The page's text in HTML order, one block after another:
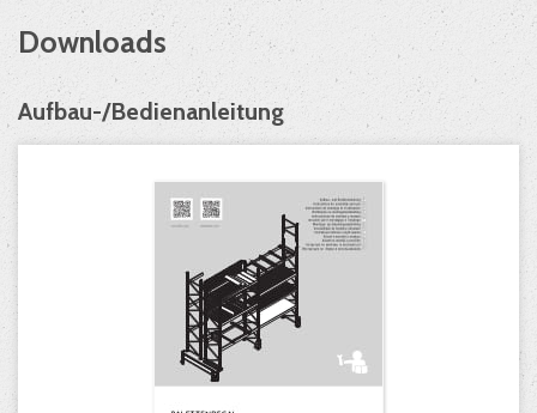
Downloads
Aufbau-/Bedienanleitung